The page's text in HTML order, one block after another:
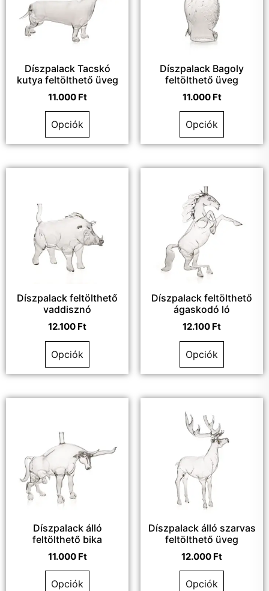
Díszpalack Tacskó
kutya feltölthető üveg
11.000 Ft
Opciók
Díszpalack Bagoly
feltölthető üveg
11.000 Ft
Opciók
Díszpalack feltölthető
vaddisznó
12.100 Ft
Opciók
Díszpalack feltölthető
ágaskodó ló
12.100 Ft
Opciók
Díszpalack álló
feltölthető bika
11.000 Ft
Opciók
Díszpalack álló szarvas
feltölthető üveg
12.000 Ft
Opciók